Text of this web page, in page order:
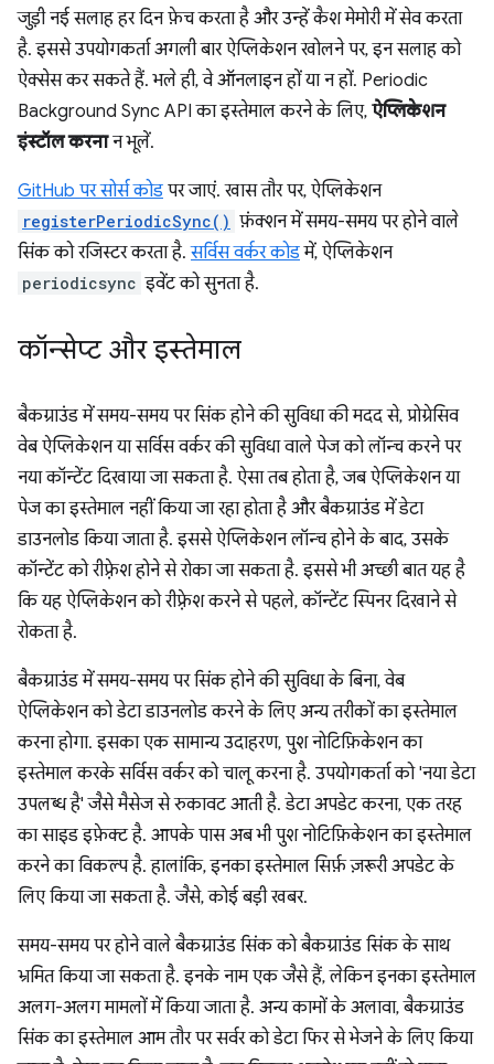
जुड़ी नई सलाह हर दिन फ़ेच करता है और उन्हें कैश मेमोरी में सेव करता
है. इससे उपयोगकर्ता अगली बार ऐप्लिकेशन खोलने पर, इन सलाह को
ऐक्सेस कर सकते हैं. भले ही, वे ऑनलाइन हों या न हों. Periodic
Background Sync API का इस्तेमाल करने के लिए, ऐप्लिकेशन
इंस्टॉल करनान भूलें.
GitHub पर सोर्स कोड पर जाएं. खास तौर पर, ऐप्लिकेशन
registerPeriodicSync() फ़ंक्शन में समय-समय पर होने वाले
सिंक को रजिस्टर करता है.सर्विस वर्कर कोडमें, ऐप्लिकेशन
periodicsync इवेंट को सुनता है.
कॉन्सेप्ट और इस्तेमाल
बैकग्राउंड में समय-समय पर सिंक होने की सुविधा की मदद से, प्रोग्रेसिव
वेब ऐप्लिकेशन या सर्विस वर्कर की सुविधा वाले पेज को लॉन्च करने पर
नया कॉन्टेंट दिखाया जा सकता है. ऐसा तब होता है, जब ऐप्लिकेशन या
पेज का इस्तेमाल नहीं किया जा रहा होता है और बैकग्राउंड में डेटा
डाउनलोड किया जाता है. इससे ऐप्लिकेशन लॉन्च होने के बाद, उसके
कॉन्टेंट को रीफ़्रेश होने से रोका जा सकता है. इससे भी अच्छी बात यह है
कि यह ऐप्लिकेशन को रीफ़्रेश करने से पहले, कॉन्टेंट स्पिनर दिखाने से
रोकता है.
बैकग्राउंड में समय-समय पर सिंक होने की सुविधा के बिना, वेब
ऐप्लिकेशन को डेटा डाउनलोड करने के लिए अन्य तरीकों का इस्तेमाल
करना होगा. इसका एक सामान्य उदाहरण, पुश नोटिफ़िकेशन का
इस्तेमाल करके सर्विस वर्कर को चालू करना है. उपयोगकर्ता को 'नया डेटा
उपलब्ध है' जैसे मैसेज से रुकावट आती है. डेटा अपडेट करना, एक तरह
का साइड इफ़ेक्ट है. आपके पास अब भी पुश नोटिफ़िकेशन का इस्तेमाल
करने का विकल्प है. हालांकि, इनका इस्तेमाल सिर्फ़ ज़रूरी अपडेट के
लिए किया जा सकता है. जैसे, कोई बड़ी खबर.
समय-समय पर होने वाले बैकग्राउंड सिंक को बैकग्राउंड सिंक के साथ
भ्रमित किया जा सकता है. इनके नाम एक जैसे हैं, लेकिन इनका इस्तेमाल
अलग-अलग मामलों में किया जाता है. अन्य कामों के अलावा, बैकग्राउंड
सिंक का इस्तेमाल आम तौर पर सर्वर को डेटा फिर से भेजने के लिए किया